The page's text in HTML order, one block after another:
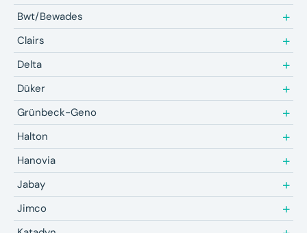
Bwt/Bewades
Clairs
Delta
Düker
Grünbeck-Geno
Halton
Hanovia
Jabay
Jimco